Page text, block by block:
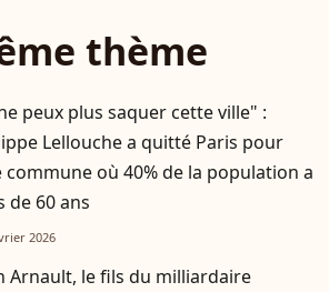
thème
peux plus saquer cette ville" :
Lellouche a quitté Paris pour
commune où 40% de la population a
de 60 ans
2026
Arnault, le fils du milliardaire